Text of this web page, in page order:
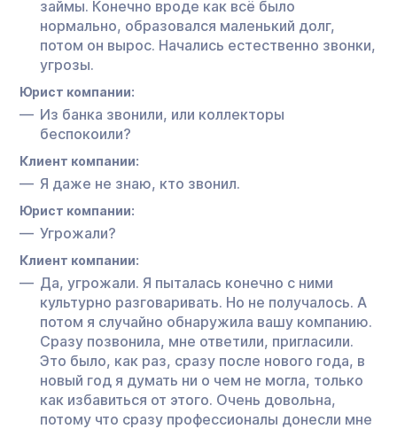
займы. Конечно вроде как всё было
нормально, образовался маленький долг,
потом он вырос. Начались естественно звонки,
угрозы.
Юрист компании:
Из банка звонили, или коллекторы
беспокоили?
Клиент компании:
Я даже не знаю, кто звонил.
Юрист компании:
Угрожали?
Клиент компании:
Да, угрожали. Я пыталась конечно с ними
культурно разговаривать. Но не получалось. А
потом я случайно обнаружила вашу компанию.
Сразу позвонила, мне ответили, пригласили.
Это было, как раз, сразу после нового года, в
новый год я думать ни о чем не могла, только
как избавиться от этого. Очень довольна,
потому что сразу профессионалы донесли мне